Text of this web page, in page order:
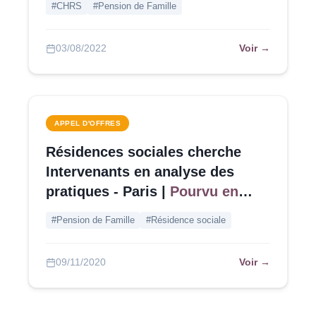
#CHRS #Pension de Famille
03/08/2022 Voir →
APPEL D'OFFRES
Résidences sociales cherche
Intervenants en analyse des
pratiques - Paris | Pourvu en
#Pension de Famille #Résidence sociale
09/11/2020 Voir →